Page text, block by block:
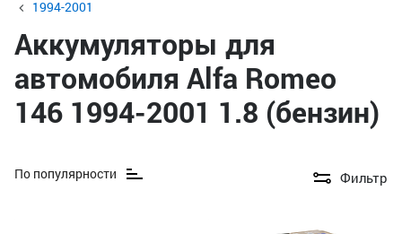
1994-2001
Аккумуляторы для
автомобиля Alfa Romeo
146 1994-2001 1.8 (бензин)
По популярности Фильтр